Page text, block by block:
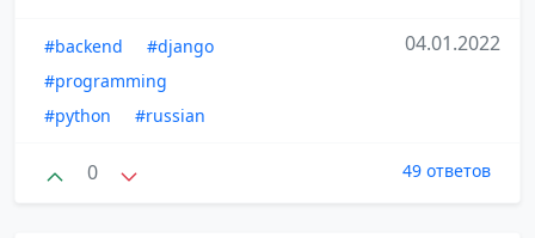
#backend
#django
#programming
#python
#russian
04.01.2022
0 49 ответов